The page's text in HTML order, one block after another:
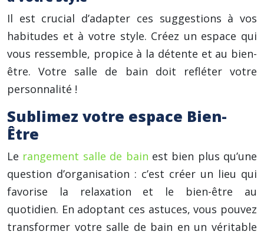
Il est crucial d’adapter ces suggestions à vos
habitudes et à votre style. Créez un espace qui
vous ressemble, propice à la détente et au bien-
être. Votre salle de bain doit refléter votre
personnalité !
Sublimez votre espace Bien-
Être
Le rangement salle de bain est bien plus qu’une
question d’organisation : c’est créer un lieu qui
favorise la relaxation et le bien-être au
quotidien. En adoptant ces astuces, vous pouvez
transformer votre salle de bain en un véritable